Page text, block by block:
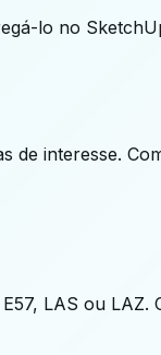
lo no
de interesse.
LAS ou